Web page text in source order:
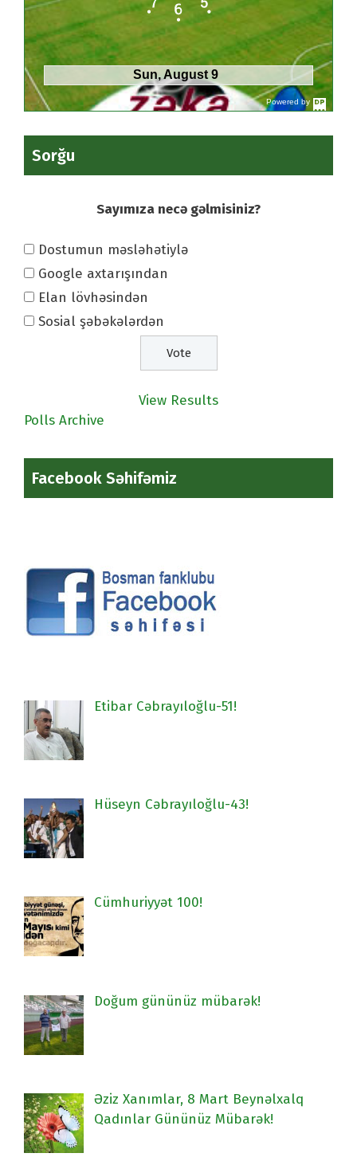
Powered by
DaysPedia.c
Sun, August 9
Sorğu
Sayımıza necə gəlmisiniz?
Dostumun məsləhətiylə
Google axtarışından
Elan lövhəsindən
Sosial şəbəkələrdən
View Results
Polls Archive
Facebook Səhifəmiz
Etibar Cəbrayıloğlu-51!
Hüseyn Cəbrayıloğlu-43!
Cümhuriyyət 100!
Doğum gününüz mübarək!
Əziz Xanımlar, 8 Mart Beynəlxalq
Qadınlar Gününüz Mübarək!